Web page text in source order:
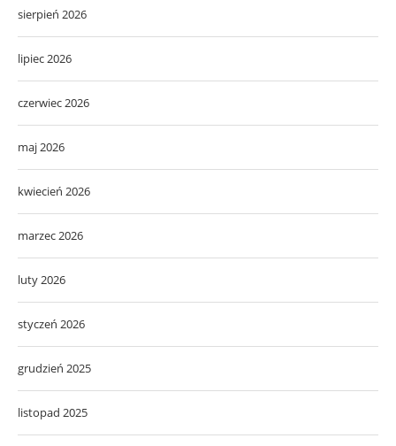
sierpień 2026
lipiec 2026
czerwiec 2026
maj 2026
kwiecień 2026
marzec 2026
luty 2026
styczeń 2026
grudzień 2025
listopad 2025